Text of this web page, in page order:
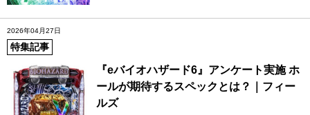
2026年04月27日
特集記事
『eバイオハザード6』アンケート実施 ホ
ールが期待するスペックとは？｜フィー
ルズ